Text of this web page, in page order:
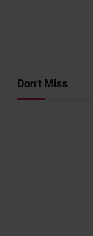
Don't Miss